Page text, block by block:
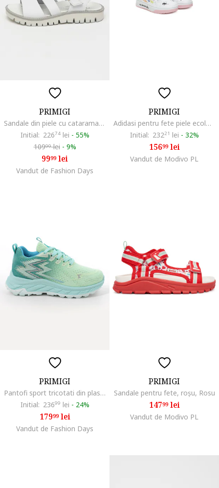
PRIMIGI
Sandale din piele cu catarama, Alb optic
Initial: 22674lei - 55%
10999lei - 9%
9999lei
Vandut de Fashion Days
PRIMIGI
Adidasi pentru fete piele ecologica, alb
Initial: 23221 lei - 32%
15699lei
Vandut de Modivo PL
PRIMIGI
Pantofi sport tricotati din plasa, Verde pal/Verde persan
Initial: 23699 lei - 24%
17999lei
Vandut de Fashion Days
PRIMIGI
Sandale pentru fete, roșu, Rosu
14799lei
Vandut de Modivo PL